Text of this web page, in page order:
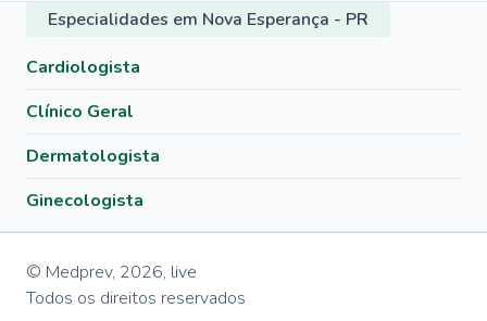
Especialidades em Nova Esperança - PR
Cardiologista
Clínico Geral
Dermatologista
Ginecologista
© Medprev, 2026, live
Todos os direitos reservados